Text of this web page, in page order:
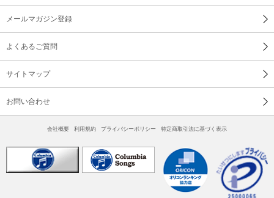
メールマガジン登録
よくあるご質問
サイトマップ
お問い合わせ
会社概要 利用規約 プライバシーポリシー 特定商取引法に基づく表示